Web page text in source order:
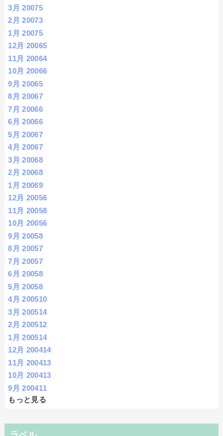
3月 20075
2月 20073
1月 20075
12月 20065
11月 20064
10月 20066
9月 20065
8月 20067
7月 20066
6月 20066
5月 20067
4月 20067
3月 20068
2月 20068
1月 20069
12月 20056
11月 20058
10月 20056
9月 20058
8月 20057
7月 20057
6月 20058
5月 20058
4月 200510
3月 200514
2月 200512
1月 200514
12月 200414
11月 200413
10月 200413
9月 200411
もっと見る